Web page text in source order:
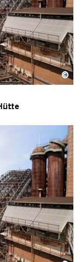
Hütte mit
Hütte | Karl
©